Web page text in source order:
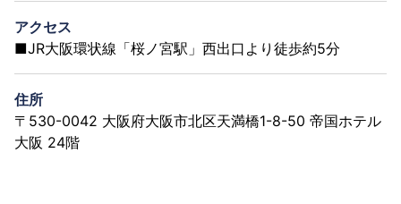
アクセス
■JR大阪環状線「桜ノ宮駅」西出口より徒歩約5分
住所
〒530-0042 大阪府大阪市北区天満橋1-8-50 帝国ホテル
大阪 24階